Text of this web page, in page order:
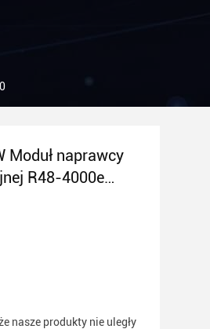
Moduł naprawcy
R48-4000e
nasze produkty nie uległy